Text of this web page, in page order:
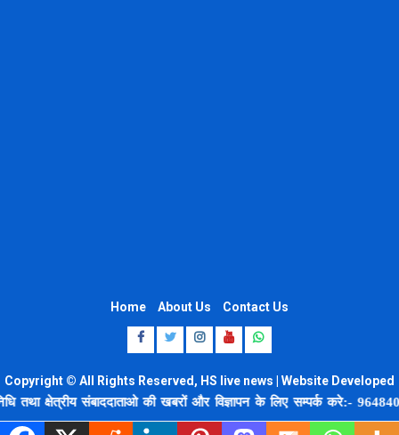
Home About Us Contact Us
Facebook
Twitter
Instagram
Youtube
Whatsapp
Copyright © All Rights Reserved, HS live news | Website Developed
by 8920664806
संबाददाताओ की खबरों और विज्ञापन के लिए सम्पर्क करे:-